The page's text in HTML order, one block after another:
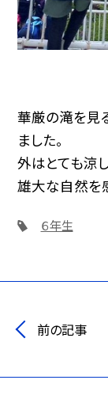
華厳の滝を見
ました。
外はとても涼
雄大な自然を
６年生
前の記事